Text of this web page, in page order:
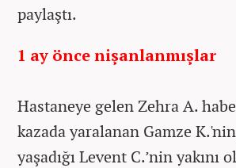
paylaştı.
1 ay önce nişanlanmışlar
Hastaneye gelen Zehra A.
kazada yaralanan Gamze
yaşadığı Levent C.’nin yakını